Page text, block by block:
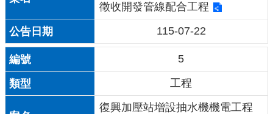
徵收開發管線配合⼯程
115-07-22
5
工程
復興加壓站增設抽水機機電工程